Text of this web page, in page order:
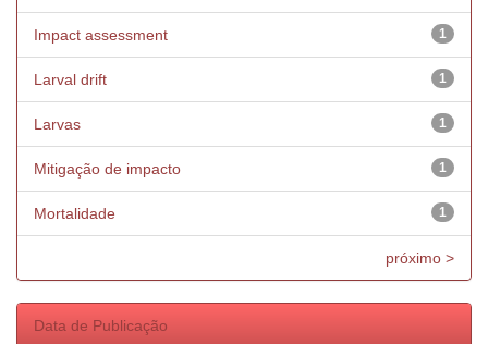
1
Impact assessment
1
Larval drift
1
Larvas
1
Mitigação de impacto
1
Mortalidade
próximo >
Data de Publicação